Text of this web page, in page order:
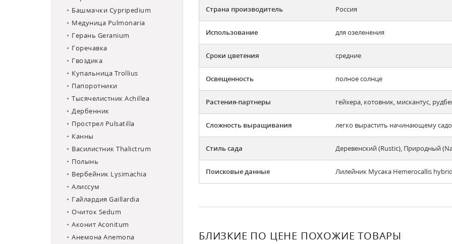
Башмачки Cypripedium
Медуница Pulmonaria
Герань Geranium
Горечавка
Гвоздика
Купальница Trollius
Папоротники
Тысячелистник Achillea
Дербенник
Прострел Pulsatilla
Канны
Василистник Thalictrum
Полынь
Вербейник Lysimachia
Алиссум
Гайлардия Gaillardia
Очиток Sedum
Аконит Aconitum
Анемона Anemona
Страна производитель Россия
Использование для озеленения
Сроки цветения средние
Освещенность полное солнце
Растения-партнеры гейхера, котовник, мискантус,
Сложность выращивания легко вырастить начинающему
Стиль сада Деревенский (Rustic), Природный
Поисковые данные Лилейник Мусака Hemerocallis
БЛИЗКИЕ ПО ЦЕНЕ ПОХОЖИЕ ТОВАРЫ